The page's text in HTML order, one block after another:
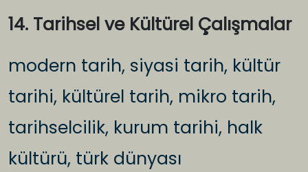
14. Tarihsel ve Kültürel Çalışmalar
modern tarih, siyasi tarih, kültür
tarihi, kültürel tarih, mikro tarih,
tarihselcilik, kurum tarihi, halk
kültürü, türk dünyası